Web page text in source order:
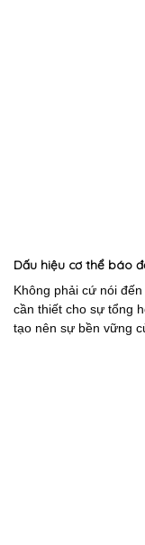
Dấu hiệu cơ thể báo
Không phải cứ nói
cần thiết cho sự tổng
tạo nên sự bền vững